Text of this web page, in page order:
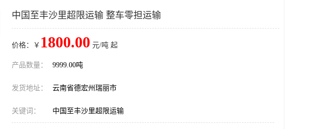
中国至丰沙里超限运输 整车零担运输
价格：￥ 1800.00 元/吨 起
产品数量： 9999.00吨
发货地址： 云南省德宏州瑞丽市
关键词： 中国至丰沙里超限运输